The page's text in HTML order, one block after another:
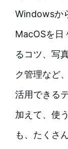
Windowsか
MacOSを日
るコツ、写
ク管理など
活用できる
加えて、使
も、たくさ